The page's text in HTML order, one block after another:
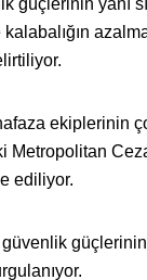
güçlerinin yanı
ekiplerinin
Metropolitan
ediliyor.
güçlerinin